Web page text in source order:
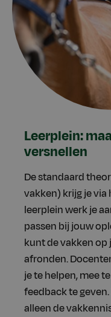
Leerplein:
versnellen
De standaard
vakken) krijg je via
leerplein werk je
passen bij jouw
kunt de vakken op
afronden.
je te helpen, mee
feedback te
alleen de